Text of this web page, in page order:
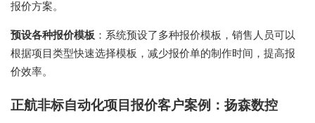
报价方案。
预设各种报价模板 ：系统预设了多种报价模板，销售人员可以
根据项目类型快速选择模板，减少报价单的制作时间，提高报
价效率。
正航非标自动化项目报价客户案例：扬森数控